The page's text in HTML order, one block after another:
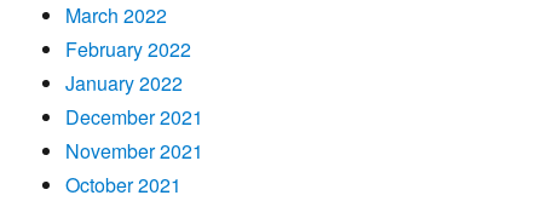
March 2022
February 2022
January 2022
December 2021
November 2021
October 2021